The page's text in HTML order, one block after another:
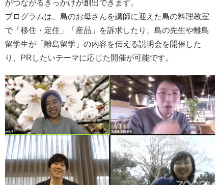
がつながるきっかけが創出できます。
プログラムは、島のお母さんを講師に迎えた島の料理教室
で「移住・定住」「産品」を訴求したり、島の先生や離島
留学生が「離島留学」の内容を伝える説明会を開催した
り、PRしたいテーマに応じた開催が可能です。